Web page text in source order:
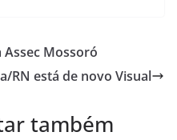
Mossoró
RN está de novo Visual
também